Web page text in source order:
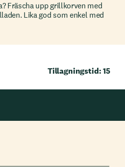
Fräscha upp grillkorven med
Lika god som enkel med
Tillagningstid: 15